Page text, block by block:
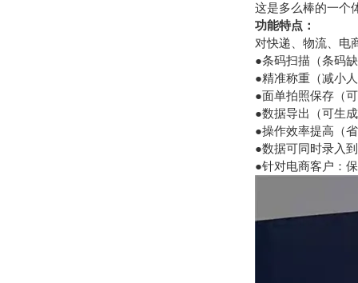
这是多么棒的一个
功能特点：
对快递、物流、电
●条码扫描（条码
●精准称重（减小
●面单拍照保存（
●数据导出（可生
●操作效率提高（
●数据可同时录入
●针对电商客户：